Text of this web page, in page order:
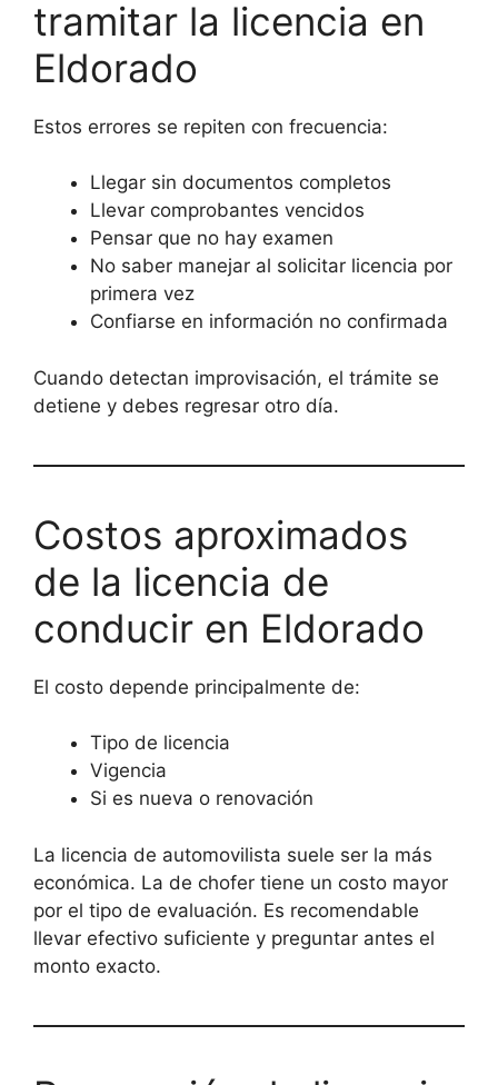
tramitar la licencia en
Eldorado
Estos errores se repiten con frecuencia:
Llegar sin documentos completos
Llevar comprobantes vencidos
Pensar que no hay examen
No saber manejar al solicitar licencia por
primera vez
Confiarse en información no confirmada
Cuando detectan improvisación, el trámite se
detiene y debes regresar otro día.
Costos aproximados
de la licencia de
conducir en Eldorado
El costo depende principalmente de:
Tipo de licencia
Vigencia
Si es nueva o renovación
La licencia de automovilista suele ser la más
económica. La de chofer tiene un costo mayor
por el tipo de evaluación. Es recomendable
llevar efectivo suficiente y preguntar antes el
monto exacto.